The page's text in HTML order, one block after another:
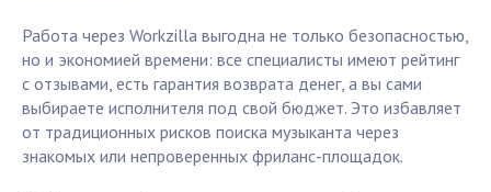
Работа через Workzilla выгодна не только безопасностью,
но и экономией времени: все специалисты имеют рейтинг
с отзывами, есть гарантия возврата денег, а вы сами
выбираете исполнителя под свой бюджет. Это избавляет
от традиционных рисков поиска музыканта через
знакомых или непроверенных фриланс-площадок.